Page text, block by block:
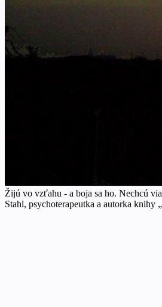
Žijú vo vzťahu - a boja sa ho. Nechcú
Stahl, psychoterapeutka a autorka